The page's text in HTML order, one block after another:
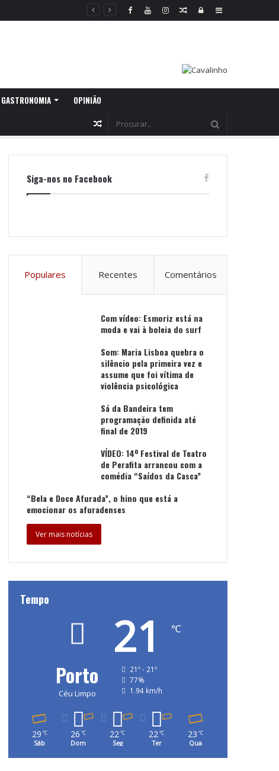
Sidebar
Log
Random
GASTRONOMIA OPINIÃO
Random
Siga-nos no Facebook
Populares Recentes Comentários
Com vídeo: Esmoriz está na
moda e vai à boleia do surf
Som: Maria Lisboa quebra o
silêncio pela primeira vez e
assume que foi vítima de
violência psicológica
Sá da Bandeira tem
programação definida até
final de 2019
VÍDEO: 14º Festival de Teatro
de Perafita arrancou com a
comédia “Saídos da Casca”
“Bela e Doce Afurada”, o hino que está a
emocionar os afuradenses
Ver mais notícias
Tempo
Porto
Céu Limpo
21 ℃
21º - 21º
77%
1.94 km/h
29 ℃
Sáb
26 ℃
Dom
22℃
Seg
22℃
Ter
23 ℃
Qua